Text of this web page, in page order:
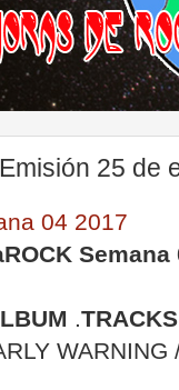
25 de
04 2017
Semana
.TRACKS